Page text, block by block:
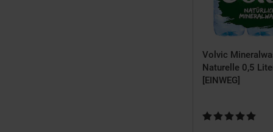
Volvic
Naturelle 0,5
[EINWEG]